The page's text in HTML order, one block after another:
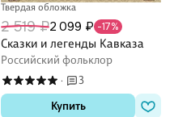
Твердая обложка
2 519 ₽2 099 ₽ -17%
Сказки и легенды Кавказа
Российский фольклор
·
3
Купить